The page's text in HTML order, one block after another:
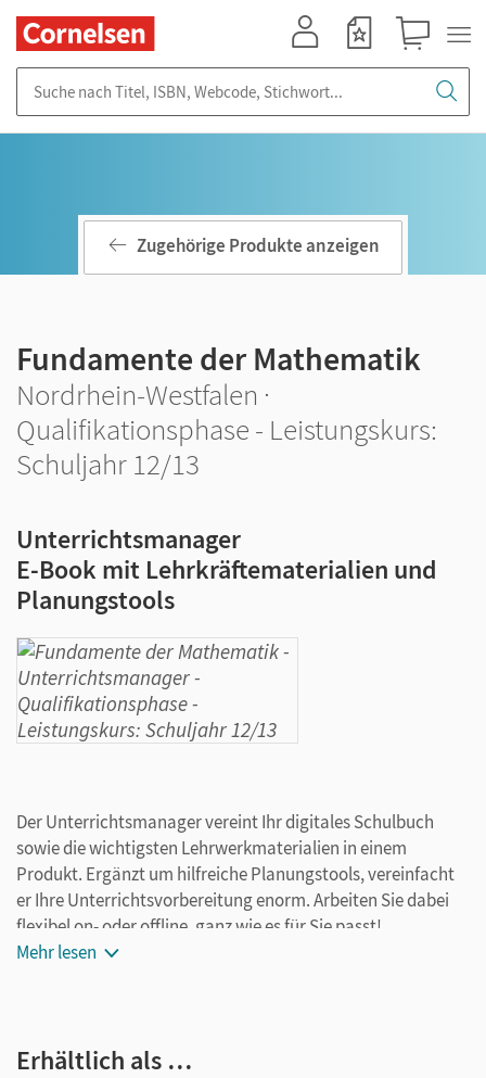
Zugehörige Produkte anzeigen
Fundamente der Mathematik
Nordrhein-Westfalen ·
Qualifikationsphase - Leistungskurs:
Schuljahr 12/13
Unterrichtsmanager
E-Book mit Lehrkräftematerialien und
Planungstools
Der Unterrichtsmanager vereint Ihr digitales Schulbuch
sowie die wichtigsten Lehrwerkmaterialien in einem
Produkt. Ergänzt um hilfreiche Planungstools, vereinfacht
er Ihre Unterrichtsvorbereitung enorm. Arbeiten Sie dabei
flexibel on- oder offline, ganz wie es für Sie passt!
kapitelseitengenaue Materialanordnung
Mehr lesen
Erhältlich als …